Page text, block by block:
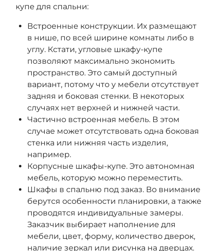
купе для спальни:
Встроенные конструкции. Их размещают
в нише, по всей ширине комнаты либо в
углу. Кстати, угловые шкафу-купе
позволяют максимально экономить
пространство. Это самый доступный
вариант, потому что у мебели отсутствует
задняя и боковая стенки. В некоторых
случаях нет верхней и нижней части.
Частично встроенная мебель. В этом
случае может отсутствовать одна боковая
стенка или нижняя часть изделия,
например.
Корпусные шкафы-купе. Это автономная
мебель, которую можно переместить.
Шкафы в спальню под заказ. Во внимание
берутся особенности планировки, а также
проводятся индивидуальные замеры.
Заказчик выбирает наполнение для
мебели, цвет, форму, количество дверок,
наличие зеркал или рисунка на дверцах.